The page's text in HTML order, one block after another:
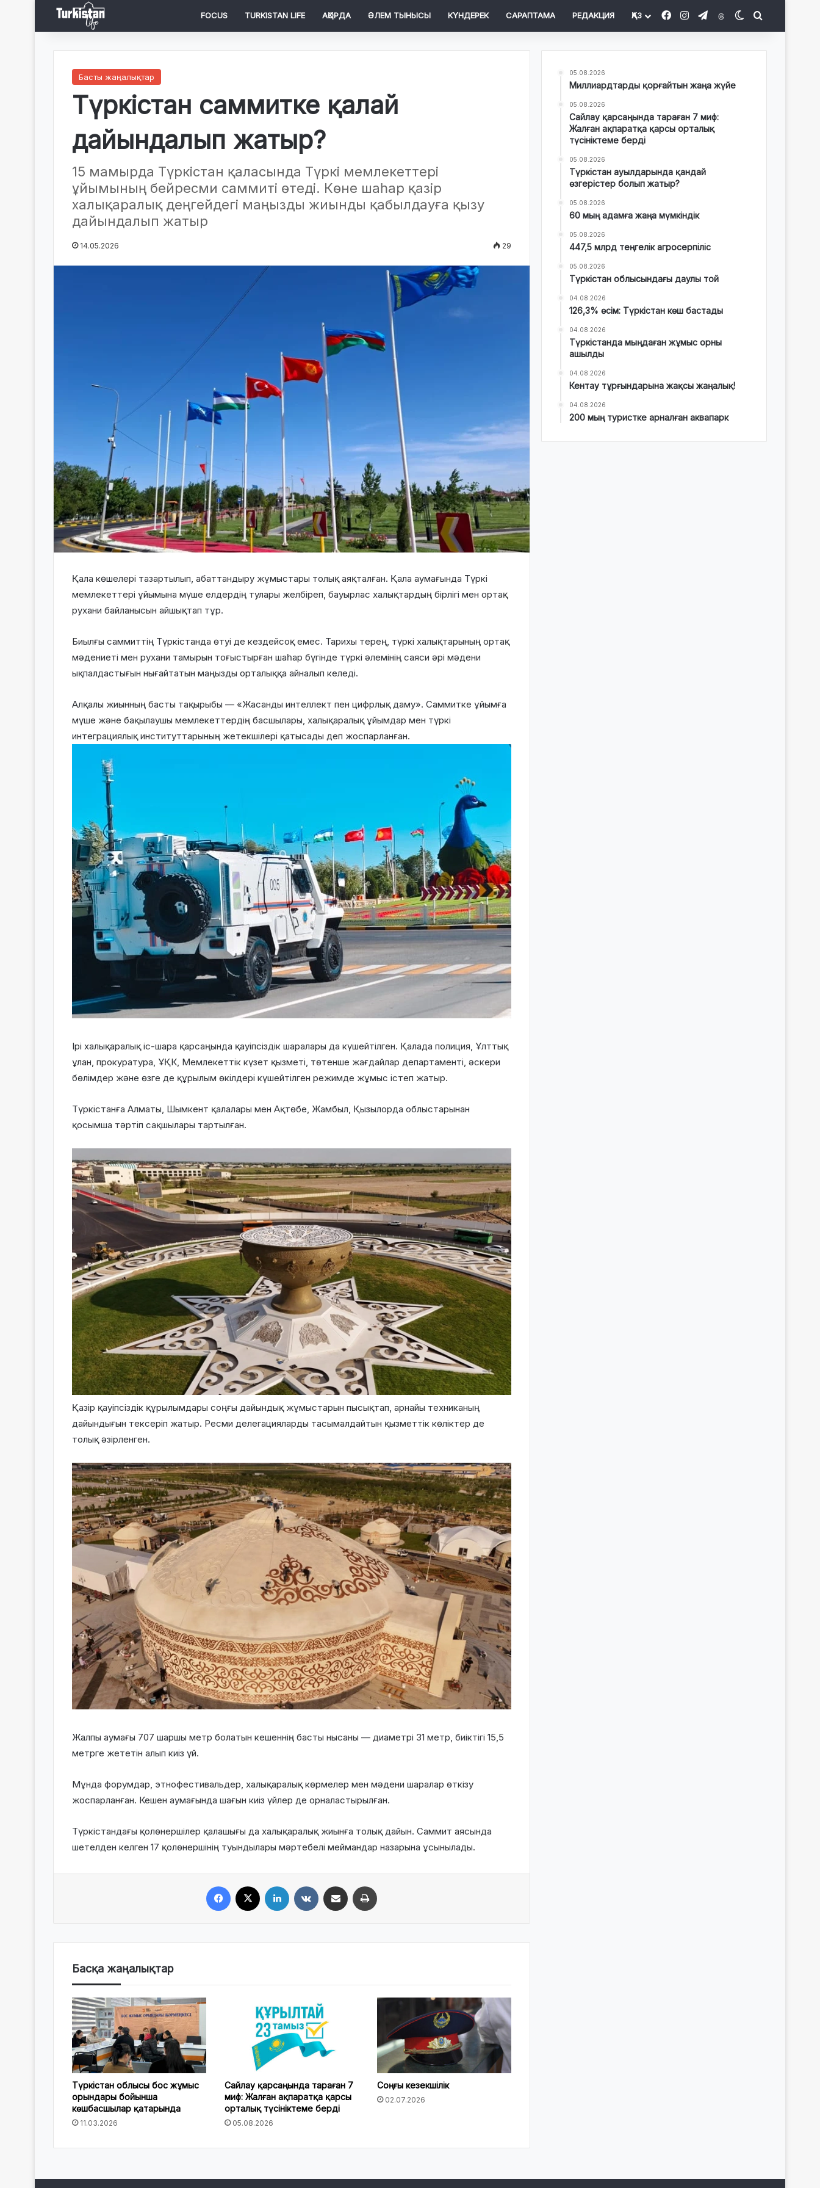
FOCUS TURKISTAN LIFE АҚОРДА ӘЛЕМ ТЫНЫСЫ КҮНДЕРЕК САРАПТАМА РЕДАКЦИЯ ҚАЗ FacebookInstagram
TelegramThreadsSwitch skin
Басты жаңалықтар
Түркістан саммитке қалай
дайындалып жатыр?
15 мамырда Түркістан қаласында Түркі мемлекеттері
ұйымының бейресми саммиті өтеді. Көне шаһар қазір
халықаралық деңгейдегі маңызды жиынды қабылдауға қызу
дайындалып жатыр
14.05.2026 29
Қала көшелері тазартылып, абаттандыру жұмыстары толық аяқталған. Қала аумағында Түркі
мемлекеттері ұйымына мүше елдердің тулары желбіреп, бауырлас халықтардың бірлігі мен ортақ
рухани байланысын айшықтап тұр.
Биылғы саммиттің Түркістанда өтуі де кездейсоқ емес. Тарихы терең, түркі халықтарының ортақ
мәдениеті мен рухани тамырын тоғыстырған шаһар бүгінде түркі әлемінің саяси әрі мәдени
ықпалдастығын нығайтатын маңызды орталыққа айналып келеді.
Алқалы жиынның басты тақырыбы — «Жасанды интеллект пен цифрлық даму». Саммитке ұйымға
мүше және бақылаушы мемлекеттердің басшылары, халықаралық ұйымдар мен түркі
интеграциялық институттарының жетекшілері қатысады деп жоспарланған.
Ірі халықаралық іс-шара қарсаңында қауіпсіздік шаралары да күшейтілген. Қалада полиция, Ұлттық
ұлан, прокуратура, ҰҚК, Мемлекеттік күзет қызметі, төтенше жағдайлар департаменті, әскери
бөлімдер және өзге де құрылым өкілдері күшейтілген режимде жұмыс істеп жатыр.
Түркістанға Алматы, Шымкент қалалары мен Ақтөбе, Жамбыл, Қызылорда облыстарынан
қосымша тәртіп сақшылары тартылған.
Қазір қауіпсіздік құрылымдары соңғы дайындық жұмыстарын пысықтап, арнайы техниканың
дайындығын тексеріп жатыр. Ресми делегацияларды тасымалдайтын қызметтік көліктер де
толық әзірленген.
Жалпы аумағы 707 шаршы метр болатын кешеннің басты нысаны — диаметрі 31 метр, биіктігі 15,5
метрге жететін алып киіз үй.
Мұнда форумдар, этнофестивальдер, халықаралық көрмелер мен мәдени шаралар өткізу
жоспарланған. Кешен аумағында шағын киіз үйлер де орналастырылған.
Түркістандағы қолөнершілер қалашығы да халықаралық жиынға толық дайын. Саммит аясында
шетелден келген 17 қолөнершінің туындылары мәртебелі меймандар назарына ұсынылады.
Басқа жаңалықтар
Түркістан облысы бос жұмыс
орындары бойынша
көшбасшылар қатарында
11.03.2026
Сайлау қарсаңында тараған 7
миф: Жалған ақпаратқа қарсы
орталық түсініктеме берді
05.08.2026
Соңғы кезекшілік
02.07.2026
05.08.2026
Миллиардтарды қорғайтын жаңа жүйе
05.08.2026
Сайлау қарсаңында тараған 7 миф:
Жалған ақпаратқа қарсы орталық
түсініктеме берді
05.08.2026
Түркістан ауылдарында қандай
өзгерістер болып жатыр?
05.08.2026
60 мың адамға жаңа мүмкіндік
05.08.2026
447,5 млрд теңгелік агросерпіліс
05.08.2026
Түркістан облысындағы даулы той
04.08.2026
126,3% өсім: Түркістан көш бастады
04.08.2026
Түркістанда мыңдаған жұмыс орны
ашылды
04.08.2026
Кентау тұрғындарына жақсы жаңалық!
04.08.2026
200 мың туристке арналған аквапарк